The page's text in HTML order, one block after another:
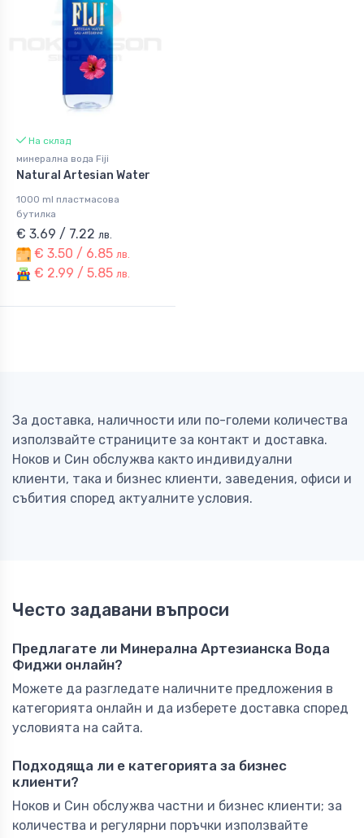
На склад
минерална вода Fiji
Natural Artesian Water
1000 ml пластмасова
бутилка
€ 3.69 / 7.22 лв.
€ 3.50 / 6.85 лв.
€ 2.99 / 5.85 лв.
За доставка, наличности или по-големи количества
използвайте страниците за контакт и доставка.
Ноков и Син обслужва както индивидуални
клиенти, така и бизнес клиенти, заведения, офиси и
събития според актуалните условия.
Често задавани въпроси
Предлагате ли Минерална Артезианска Вода
Фиджи онлайн?
Можете да разгледате наличните предложения в
категорията онлайн и да изберете доставка според
условията на сайта.
Подходяща ли е категорията за бизнес
клиенти?
Ноков и Син обслужва частни и бизнес клиенти; за
количества и регулярни поръчки използвайте